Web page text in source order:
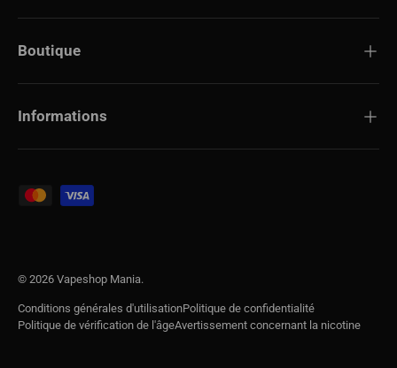
Boutique
Informations
Modes de paiement acceptés
© 2026 Vapeshop Mania.
Conditions générales d'utilisationPolitique de confidentialité
Politique de vérification de l'âgeAvertissement concernant la nicotine